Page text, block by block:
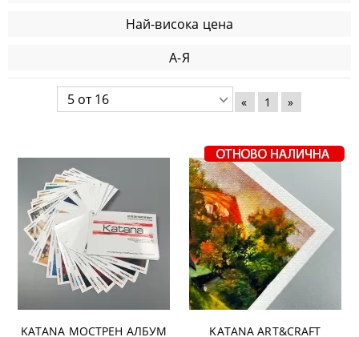
Най-висока цена
А-Я
« 1 »
KATANA МОСТРЕН АЛБУМ
KATANA ART&CRAFT